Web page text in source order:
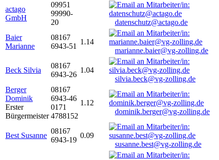
actago
GmbH
09951
99990-
20
datenschutz@actago.de
Baier
Marianne
08167
6943-51
1.14
marianne.baier@vg-zolling.de
Beck Silvia
08167
6943-26
1.04
silvia.beck@vg-zolling.de
Berger
Dominik
Erster
Bürgermeister
08167
6943-46
0171
4788152
1.12
dominik.berger@vg-zolling.de
Best Susanne
08167
6943-19
0.09
susanne.best@vg-zolling.de